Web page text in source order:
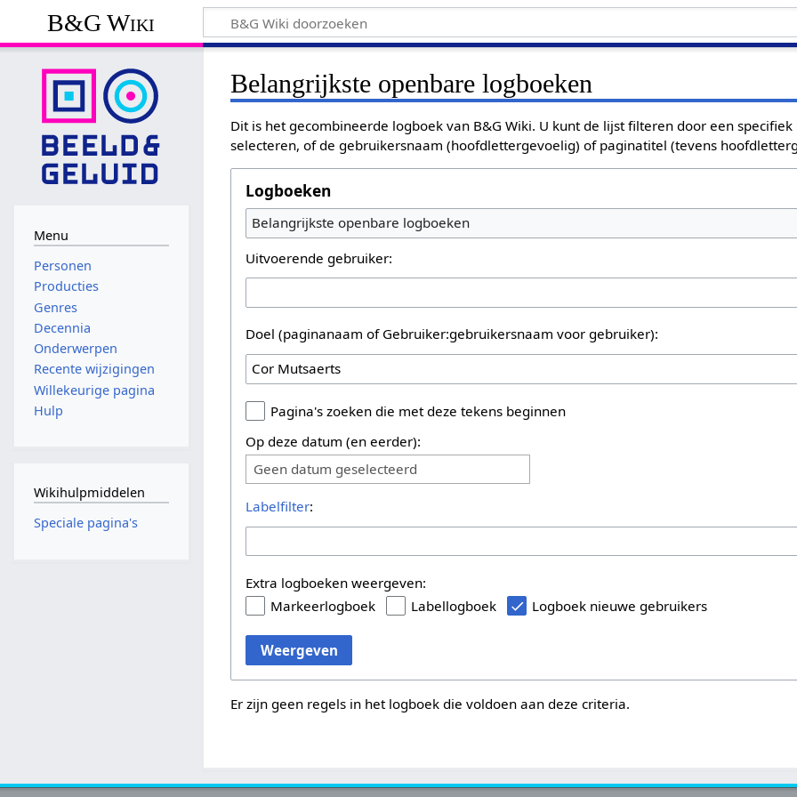
B&G Wiki
Belangrijkste openbare logboeken
Dit is het gecombineerde logboek van B&G Wiki. U kunt de lijst filteren door een
selecteren, of de gebruikersnaam (hoofdlettergevoelig) of paginatitel (tevens
Logboeken
Belangrijkste openbare logboeken
Uitvoerende gebruiker:
Doel (paginanaam of Gebruiker:gebruikersnaam voor gebruiker):
Pagina's zoeken die met deze tekens beginnen
Op deze datum (en eerder):
Geen datum geselecteerd
Labelfilter:
Extra logboeken weergeven:
Markeerlogboek
Labellogboek Logboek nieuwe gebruikers
Weergeven
Er zijn geen regels in het logboek die voldoen aan deze criteria.
Menu
Personen
Producties
Genres
Decennia
Onderwerpen
Recente wijzigingen
Willekeurige pagina
Hulp
Wikihulpmiddelen
Speciale pagina's